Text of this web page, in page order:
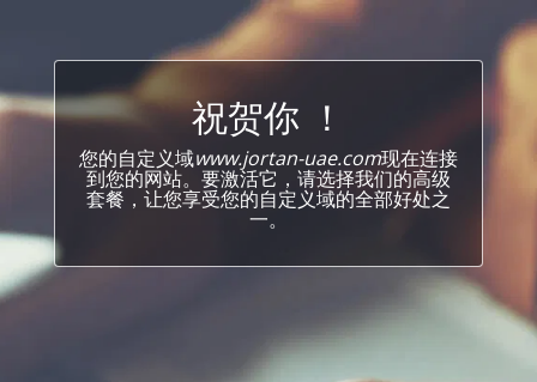
祝贺你 ！
您的自定义域www.jortan-uae.com现在连接
到您的网站。要激活它，请选择我们的高级
套餐，让您享受您的自定义域的全部好处之
一。